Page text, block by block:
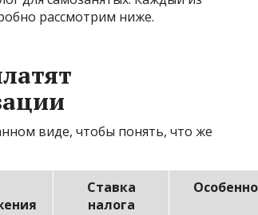
рассмотрим ниже.
виде, чтобы понять, что же
Ставка
налога